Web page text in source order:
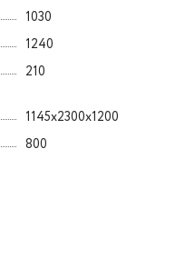
1030
1240
210
1145х2300х1200
800